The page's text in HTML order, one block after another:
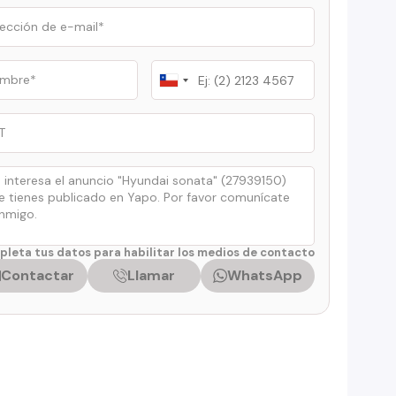
Chile
+56
tus datos para habilitar los medios de contacto
Contactar Llamar WhatsApp